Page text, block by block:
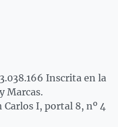
Inscrita en la
Marcas.
I, portal 8, nº 4